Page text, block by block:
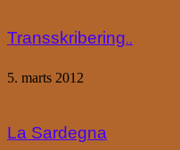
Transskribering..
5. marts 2012
La Sardegna